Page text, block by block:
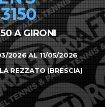
A GIRONI
2026 AL 11/05/2026
REZZATO (BRESCIA)